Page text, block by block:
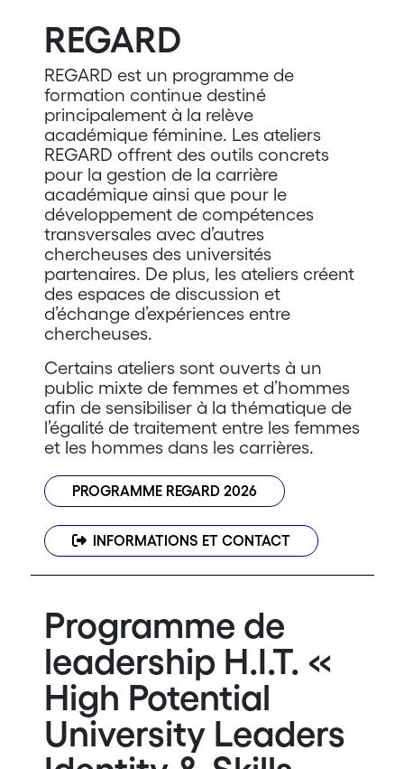
REGARD
REGARD est un programme de
formation continue destiné
principalement à la relève
académique féminine. Les ateliers
REGARD offrent des outils concrets
pour la gestion de la carrière
académique ainsi que pour le
développement de compétences
transversales avec d’autres
chercheuses des universités
partenaires. De plus, les ateliers créent
des espaces de discussion et
d’échange d’expériences entre
chercheuses.
Certains ateliers sont ouverts à un
public mixte de femmes et d’hommes
afin de sensibiliser à la thématique de
l’égalité de traitement entre les femmes
et les hommes dans les carrières.
PROGRAMME REGARD 2026
INFORMATIONS ET CONTACT
Programme de
leadership H.I.T. «
High Potential
University Leaders